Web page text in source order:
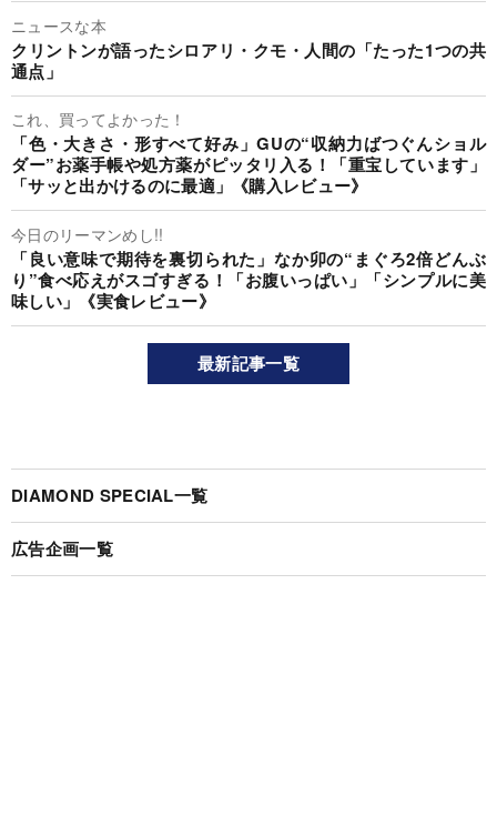
ニュースな本
クリントンが語ったシロアリ・クモ・人間の「たった1つの共
通点」
これ、買ってよかった！
「色・大きさ・形すべて好み」GUの“収納力ばつぐんショル
ダー”お薬手帳や処方薬がピッタリ入る！「重宝しています」
「サッと出かけるのに最適」《購入レビュー》
今日のリーマンめし!!
「良い意味で期待を裏切られた」なか卯の“まぐろ2倍どんぶ
り”食べ応えがスゴすぎる！「お腹いっぱい」「シンプルに美
味しい」《実食レビュー》
最新記事一覧
DIAMOND SPECIAL一覧
広告企画一覧